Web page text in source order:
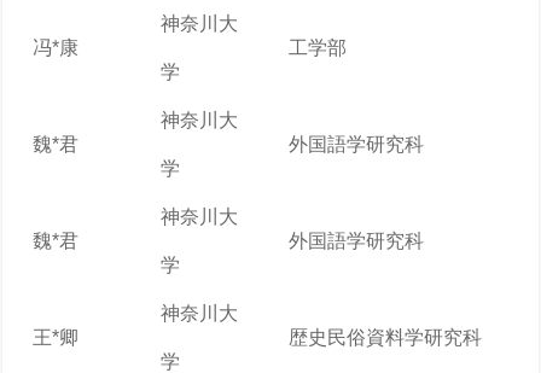
冯*康
神奈川大
学
工学部
魏*君
神奈川大
学
外国語学研究科
魏*君
神奈川大
学
外国語学研究科
王*卿
神奈川大
学
歴史民俗資料学研究科